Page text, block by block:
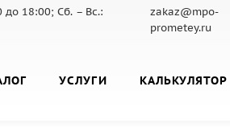
до 18:00; Сб. – Вс.:
zakaz@mpo-
prometey.ru
УСЛУГИ КАЛЬКУЛЯТОР